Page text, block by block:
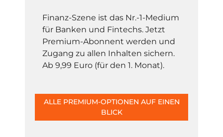
Finanz-Szene ist das Nr.-1-Medium
für Banken und Fintechs. Jetzt
Premium-Abonnent werden und
Zugang zu allen Inhalten sichern.
Ab 9,99 Euro (für den 1. Monat).
ALLE PREMIUM-OPTIONEN AUF EINEN
BLICK